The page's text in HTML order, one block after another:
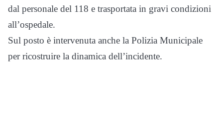
dal personale del 118 e trasportata in gravi condizioni
all’ospedale.
Sul posto è intervenuta anche la Polizia Municipale
per ricostruire la dinamica dell’incidente.